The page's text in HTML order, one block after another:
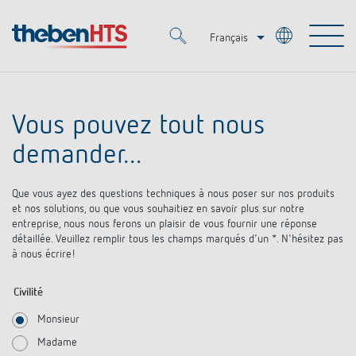
Français
Produits
KNX
Smart Home
Spots LED
Solutions OEM
Références
Solutions
Commande d'éclairage DALI-2
Médiathèque
Entreprise
Vous pouvez tout nous
demander...
Que vous ayez des questions techniques à nous poser sur nos produits
et nos solutions, ou que vous souhaitiez en savoir plus sur notre
entreprise, nous nous ferons un plaisir de vous fournir une réponse
détaillée. Veuillez remplir tous les champs marqués d'un *. N'hésitez pas
à nous écrire!
Civilité
Monsieur
Madame